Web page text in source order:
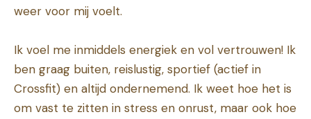
weer voor mij voelt.
Ik voel me inmiddels energiek en vol vertrouwen! Ik
ben graag buiten, reislustig, sportief (actief in
Crossfit) en altijd ondernemend. Ik weet hoe het is
om vast te zitten in stress en onrust, maar ook hoe